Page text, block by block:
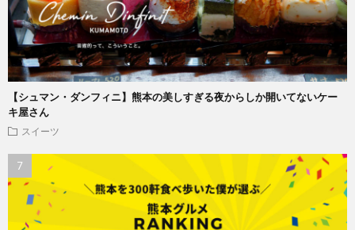
【シュマン・ダンフィニ】熊本の美しすぎる夜からしか開いてないケー
キ屋さん
スイーツ